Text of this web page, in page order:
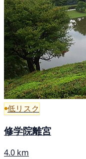
低リスク
修学院離宮
4.0 km